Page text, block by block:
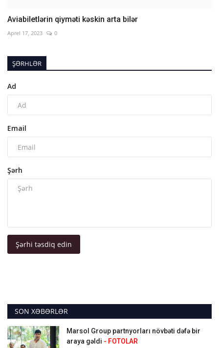
Aviabiletlərin qiyməti kəskin arta bilər
Aprel 17, 2023 0
ŞƏRHLƏR
Ad
Email
Şərh
Şərhi təsdiq edin
SON XƏBƏRLƏR
Marsol Group partnyorları növbəti dəfə bir
araya gəldi - FOTOLAR